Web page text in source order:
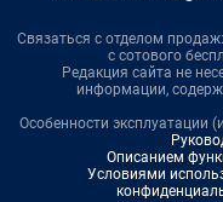
Связаться с отделом
с сотового
Редакция сайта не
информации,
Особенности эксплуатации
Описанием
Условиями